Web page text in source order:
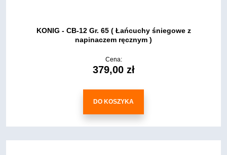
KONIG - CB-12 Gr. 65 ( Łańcuchy śniegowe z
napinaczem ręcznym )
Cena:
379,00 zł
DO KOSZYKA